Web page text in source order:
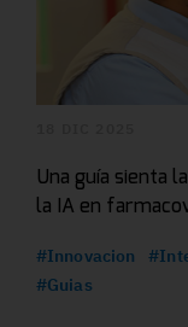
Una guía sienta
la IA en
#Innovacion
#Guias